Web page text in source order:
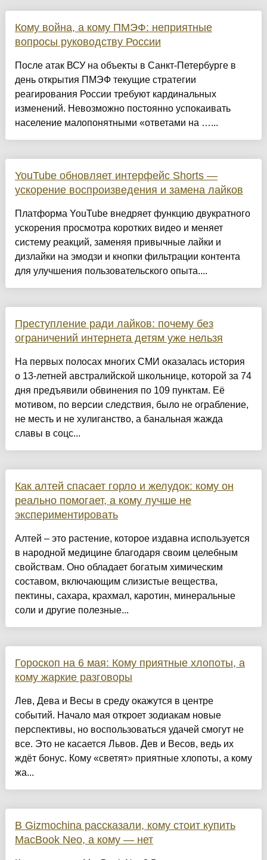
Кому война, а кому ПМЭФ: неприятные
вопросы руководству России
После атак ВСУ на объекты в Санкт-Петербурге в
день открытия ПМЭФ текущие стратегии
реагирования России требуют кардинальных
изменений. Невозможно постоянно успокаивать
население малопонятными «ответами на …...
YouTube обновляет интерфейс Shorts —
ускорение воспроизведения и замена лайков
Платформа YouTube внедряет функцию двукратного
ускорения просмотра коротких видео и меняет
систему реакций, заменяя привычные лайки и
дизлайки на эмодзи и кнопки фильтрации контента
для улучшения пользовательского опыта....
Преступление ради лайков: почему без
ограничений интернета детям уже нельзя
На первых полосах многих СМИ оказалась история
о 13-летней австралийской школьнице, которой за 74
дня предъявили обвинения по 109 пунктам. Её
мотивом, по версии следствия, было не ограбление,
не месть и не хулиганство, а банальная жажда
славы в соцс...
Как алтей спасает горло и желудок: кому он
реально помогает, а кому лучше не
экспериментировать
Алтей – это растение, которое издавна используется
в народной медицине благодаря своим целебным
свойствам. Оно обладает богатым химическим
составом, включающим слизистые вещества,
пектины, сахара, крахмал, каротин, минеральные
соли и другие полезные...
Гороскоп на 6 мая: Кому приятные хлопоты, а
кому жаркие разговоры
Лев, Дева и Весы в среду окажутся в центре
событий. Начало мая откроет зодиакам новые
перспективы, но воспользоваться удачей смогут не
все. Это не касается Львов. Дев и Весов, ведь их
ждёт бонус. Кому «светят» приятные хлопоты, а кому
жа...
В Gizmochina рассказали, кому стоит купить
MacBook Neo, а кому — нет